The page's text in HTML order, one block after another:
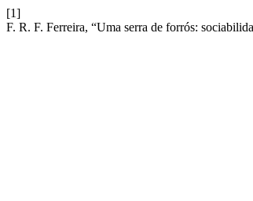
[1]
F. R. F. Ferreira, “Uma serra de forrós: